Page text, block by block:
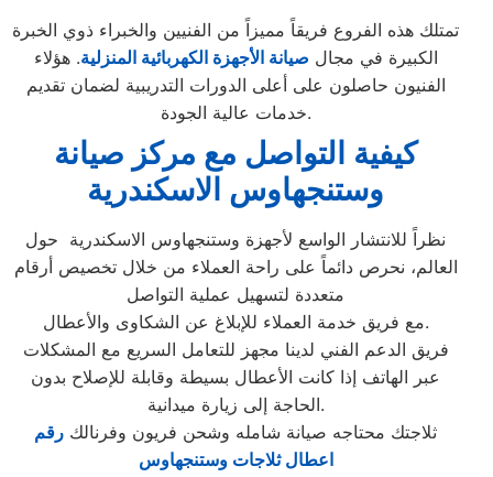
تمتلك هذه الفروع فريقاً مميزاً من الفنيين والخبراء ذوي الخبرة
الكبيرة في مجال صيانة الأجهزة الكهربائية المنزلية. هؤلاء
الفنيون حاصلون على أعلى الدورات التدريبية لضمان تقديم
خدمات عالية الجودة.
كيفية التواصل مع مركز صيانة
وستنجهاوس الاسكندرية
نظراً للانتشار الواسع لأجهزة وستنجهاوس الاسكندرية حول
العالم، نحرص دائماً على راحة العملاء من خلال تخصيص أرقام
متعددة لتسهيل عملية التواصل
مع فريق خدمة العملاء للإبلاغ عن الشكاوى والأعطال.
فريق الدعم الفني لدينا مجهز للتعامل السريع مع المشكلات
عبر الهاتف إذا كانت الأعطال بسيطة وقابلة للإصلاح بدون
الحاجة إلى زيارة ميدانية.
ثلاجتك محتاجه صيانة شامله وشحن فريون وفرنالك رقم
اعطال ثلاجات وستنجهاوس